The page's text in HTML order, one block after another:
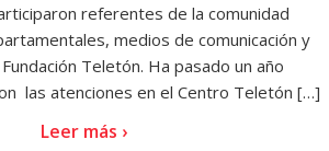
referentes de la comunidad
medios de comunicación y
Teletón. Ha pasado un año
las atenciones en el Centro Teletón […]
Leer más ›